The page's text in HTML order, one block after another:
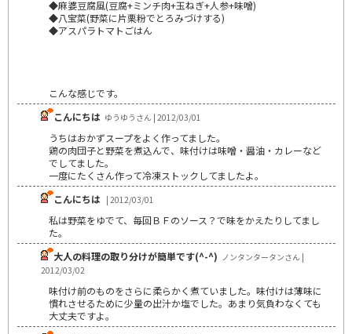
◆麻婆豆腐風(豆腐+ミンチ肉+玉ねぎ+人参+味噌)
◆八宝菜(野菜に片栗粉でとろみづけする)
◆アスパラトマトごはん
こんな感じです。
こんにちは ゆうゆうさん | 2012/03/01
うちはおかずスープをよく作ってました。
鶏の肉団子と野菜を煮込んで、味付けは味噌・醤油・カレーなど
でしてました。
一度にたくさん作って冷凍ストックしてましたよ。
こんにちは | 2012/03/01
私は野菜をゆでて、毎回ＢＦのソース？で味をかえたりしてまし
た。
大人の料理の取り分けが簡単です(^-^) ノンタンタータンさん |
2012/03/02
味付け前のものをさらに柔らかく煮ていました。味付けは薄味に
慣れさせるために少量の出汁か塩でした。あまり気負わなくても
大丈夫ですよ。